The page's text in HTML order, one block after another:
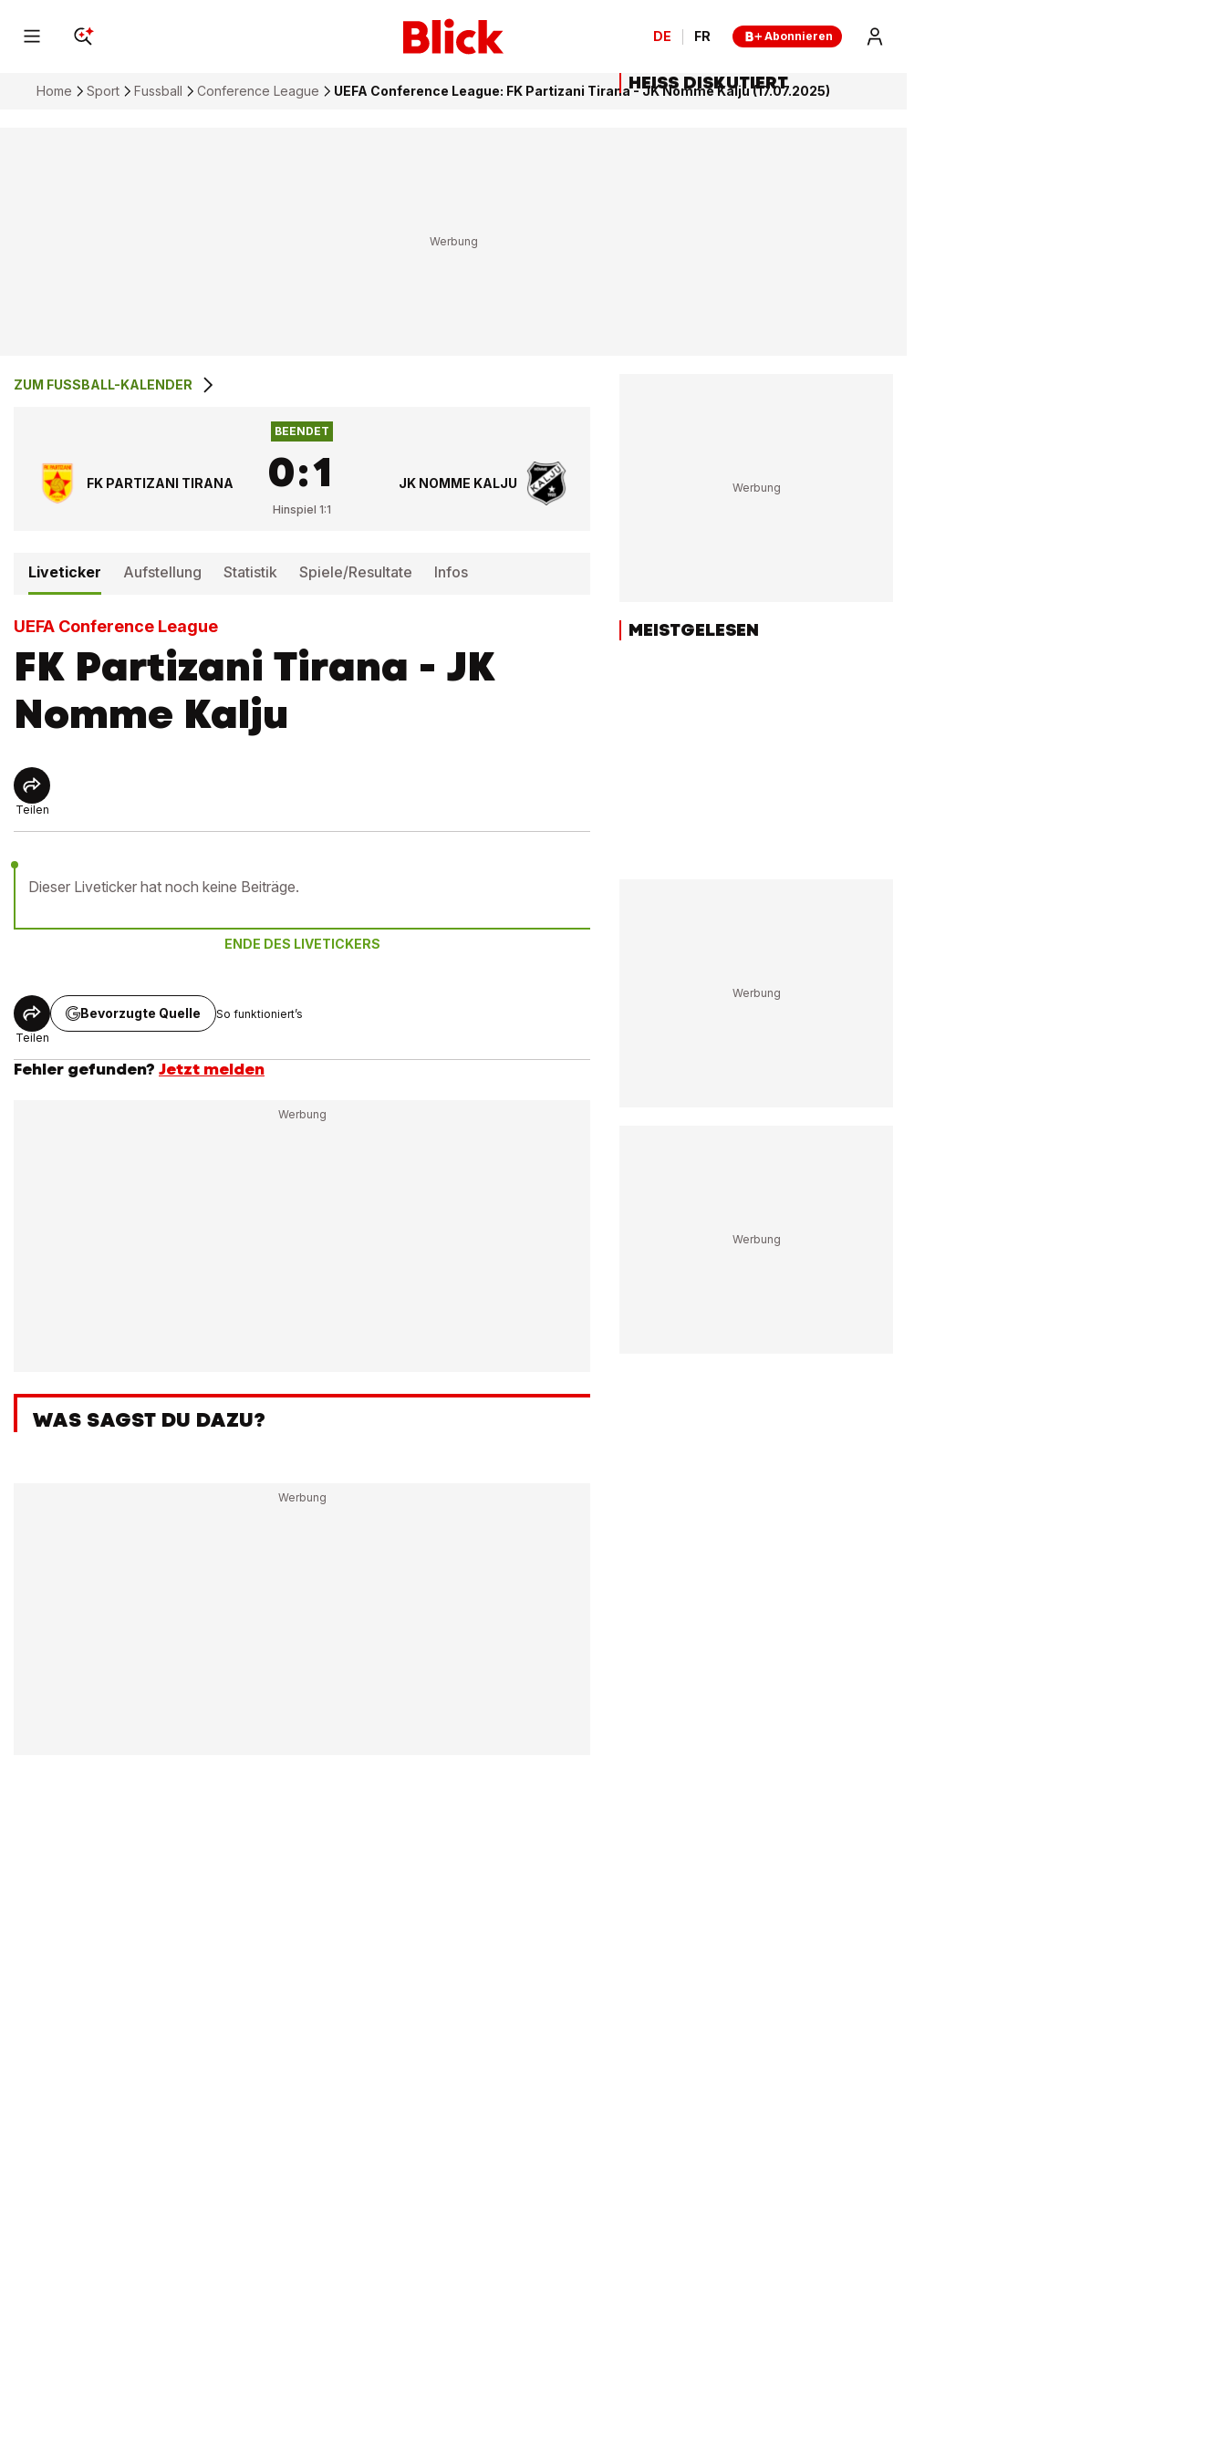
DE FR Abonnieren
Home Sport Fussball Conference League UEFA Conference League: FK Partizani Tirana - JK Nomme Kalju (17.07.2025)
ZUM FUSSBALL-KALENDER
FK PARTIZANI TIRANA
BEENDET
0:1
Hinspiel 1:1
JK NOMME KALJU
Liveticker Aufstellung Statistik Spiele/Resultate Infos
UEFA Conference League
FK Partizani Tirana - JK
Nomme Kalju
Teilen
Dieser Liveticker hat noch keine Beiträge.
ENDE DES LIVETICKERS
Teilen
Bevorzugte Quelle So funktioniert’s
Fehler gefunden? Jetzt melden
WAS SAGST DU DAZU?
HEISS DISKUTIERT
MEISTGELESEN